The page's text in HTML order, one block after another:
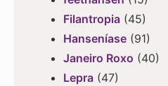
Filantropia (45)
Hanseníase (91)
Janeiro Roxo (40)
Lepra (47)